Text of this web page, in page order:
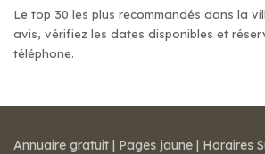
Le top 30 les plus recommandés dans la
avis, vérifiez les dates disponibles et
téléphone.
Annuaire gratuit | Pages jaune | Horaires